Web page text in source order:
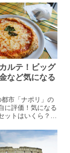
がある教会って？
、活気ある雰囲気
リートまで紹介。
は必見です！
ルテ！ビッグ
など気になる
市「ナポリ」の
に評価！気になる
ットはいくら？治
の平均気温、降水
トシーズンとは？
チアの美しい景色